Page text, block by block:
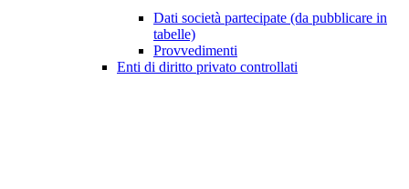
Dati società partecipate (da pubblicare in
tabelle)
Provvedimenti
Enti di diritto privato controllati